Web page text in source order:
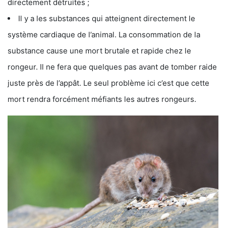
directement détruites ;
Il y a les substances qui atteignent directement le
système cardiaque de l’animal. La consommation de la
substance cause une mort brutale et rapide chez le
rongeur. Il ne fera que quelques pas avant de tomber raide
juste près de l’appât. Le seul problème ici c’est que cette
mort rendra forcément méfiants les autres rongeurs.